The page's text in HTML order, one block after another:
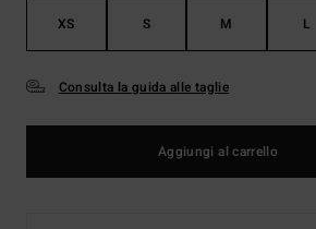
XS S M L
Consulta la guida alle taglie
Aggiungi al carrello